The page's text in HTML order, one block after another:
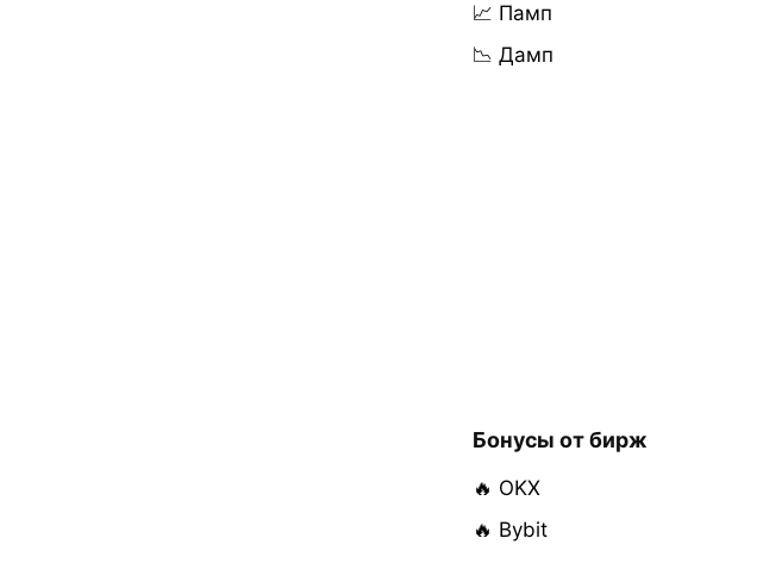
📈 Памп
📉 Дамп
Бонусы от бирж
🔥 OKX
🔥 Bybit